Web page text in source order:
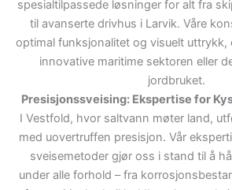
spesialtilpassede løsninger for alt fra
til avanserte drivhus i Larvik. Våre
optimal funksjonalitet og visuelt uttrykk,
innovative maritime sektoren eller
jordbruket.
Presisjonssveising: Ekspertise for
I Vestfold, hvor saltvann møter land,
med uovertruffen presisjon. Vår
sveisemetoder gjør oss i stand til å
under alle forhold – fra